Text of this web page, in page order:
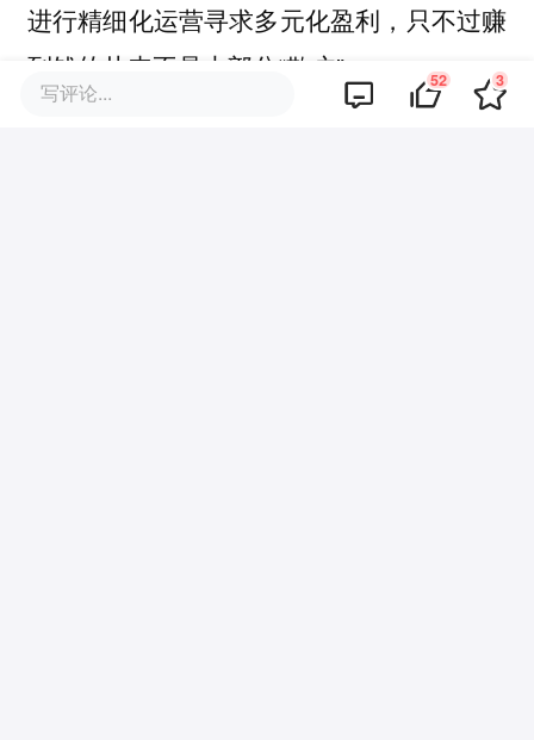
进行精细化运营寻求多元化盈利，只不过赚
到钱的从来不是大部分“散户”。
写评论... 52 3